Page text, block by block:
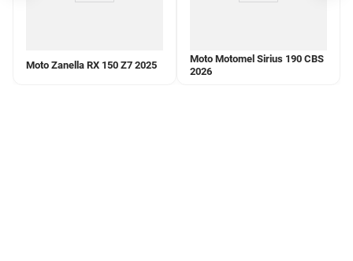
Moto Zanella RX 150 Z7 2025
Moto Motomel Sirius 190 CBS
2026